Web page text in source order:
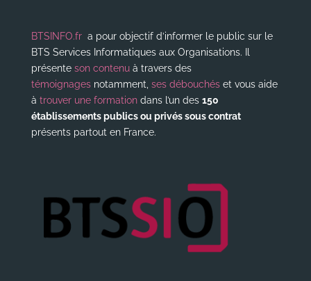
BTSINFO.fra pour objectif d’informer le public sur le
BTS Services Informatiques aux Organisations. Il
présente son contenuà travers des
témoignagesnotamment, ses débouchéset vous aide
à trouver une formationdans l’un des 150
établissements publics ou privés sous contrat
présents partout en France.